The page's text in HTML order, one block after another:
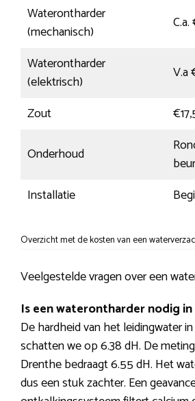
Waterontharder
(mechanisch)
Waterontharder
(elektrisch)
V.a
Zout
Onderhoud
Installatie
Overzicht met de kosten van een
Veelgestelde vragen over een
Is een waterontharder nodig
De hardheid van het leidingwater
schatten we op 6.38 dH. De
Drenthe bedraagt 6.55 dH. Het
dus een stuk zachter. Een